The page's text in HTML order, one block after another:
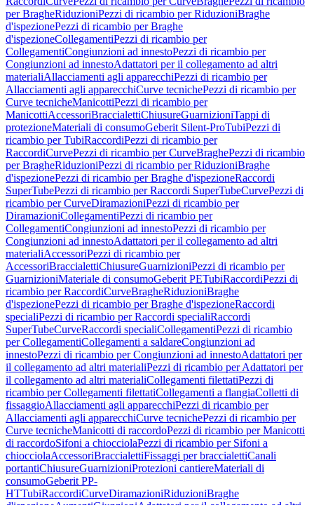
per BragheRiduzioniPezzi di ricambio per RiduzioniBraghe
d'ispezionePezzi di ricambio per Braghe
d'ispezioneCollegamentiPezzi di ricambio per
CollegamentiCongiunzioni ad innestoPezzi di ricambio per
Congiunzioni ad innestoAdattatori per il collegamento ad altri
materialiAllacciamenti agli apparecchiPezzi di ricambio per
Allacciamenti agli apparecchiCurve tecnichePezzi di ricambio per
Curve tecnicheManicottiPezzi di ricambio per
ManicottiAccessoriBraccialettiChiusureGuarnizioniTappi di
protezioneMateriali di consumoGeberit Silent-ProTubiPezzi di
ricambio per TubiRaccordiPezzi di ricambio per
RaccordiCurvePezzi di ricambio per CurveBraghePezzi di ricambio
per BragheRiduzioniPezzi di ricambio per RiduzioniBraghe
d'ispezionePezzi di ricambio per Braghe d'ispezioneRaccordi
SuperTubePezzi di ricambio per Raccordi SuperTubeCurvePezzi di
ricambio per CurveDiramazioniPezzi di ricambio per
DiramazioniCollegamentiPezzi di ricambio per
CollegamentiCongiunzioni ad innestoPezzi di ricambio per
Congiunzioni ad innestoAdattatori per il collegamento ad altri
materialiAccessoriPezzi di ricambio per
AccessoriBraccialettiChiusureGuarnizioniPezzi di ricambio per
GuarnizioniMateriale di consumoGeberit PETubiRaccordiPezzi di
ricambio per RaccordiCurveBragheRiduzioniBraghe
d'ispezionePezzi di ricambio per Braghe d'ispezioneRaccordi
specialiPezzi di ricambio per Raccordi specialiRaccordi
SuperTubeCurveRaccordi specialiCollegamentiPezzi di ricambio
per CollegamentiCollegamenti a saldareCongiunzioni ad
innestoPezzi di ricambio per Congiunzioni ad innestoAdattatori per
il collegamento ad altri materialiPezzi di ricambio per Adattatori per
il collegamento ad altri materialiCollegamenti filettatiPezzi di
ricambio per Collegamenti filettatiCollegamenti a flangiaColletti di
fissaggioAllacciamenti agli apparecchiPezzi di ricambio per
Allacciamenti agli apparecchiCurve tecnichePezzi di ricambio per
Curve tecnicheManicotti di raccordoPezzi di ricambio per Manicotti
di raccordoSifoni a chiocciolaPezzi di ricambio per Sifoni a
chiocciolaAccessoriBraccialettiFissaggi per braccialettiCanali
portantiChiusureGuarnizioniProtezioni cantiereMateriali di
consumoGeberit PP-
HTTubiRaccordiCurveDiramazioniRiduzioniBraghe